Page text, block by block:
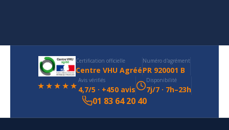
Certification officielle
Centre VHU Agréé
Numéro d'agrément
PR 920001 B
★★★★★ Avis vérifiés
4,7/5 · +450 avis
Disponibilité
7j/7 · 7h–23h
01 83 64 20 40